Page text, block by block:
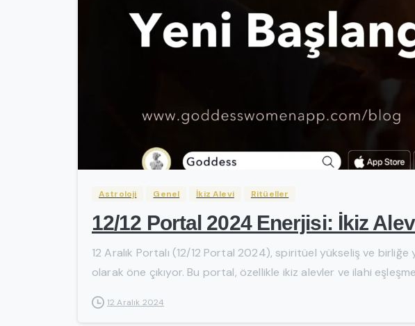
Astroloji Genel İkiz Alevi Ritüeller
12/12 Portal 2024 Enerjisi: İkiz
12 Aralık Portalı (12/12 Portal 2024), spiritüel yükseliş ve
olarak öne çıkıyor. Bu portal, özellikle ikiz alevler ve ilahi
12 Aralık 2024